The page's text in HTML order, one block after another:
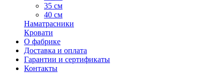
35 см
40 см
Наматрасники
Кровати
О фабрике
Доставка и оплата
Гарантии и сертификаты
Контакты